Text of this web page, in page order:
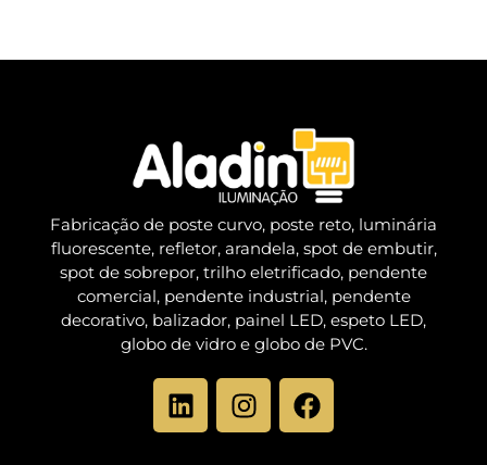
Fabricação de poste curvo, poste reto, luminária
fluorescente, refletor, arandela, spot de embutir,
spot de sobrepor, trilho eletrificado, pendente
comercial, pendente industrial, pendente
decorativo, balizador, painel LED, espeto LED,
globo de vidro e globo de PVC.